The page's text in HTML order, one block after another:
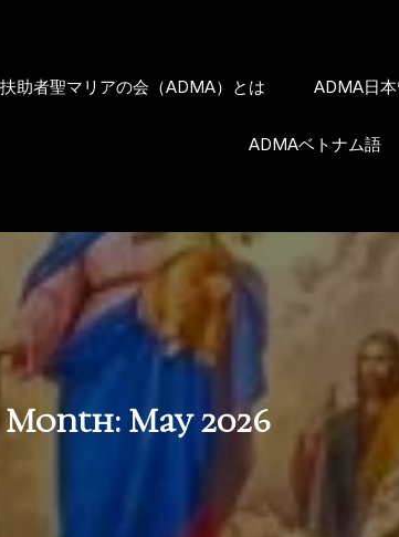
扶助者聖マリアの会（ADMA）とは ADMA日
ADMAベトナム語
Month: May 2026